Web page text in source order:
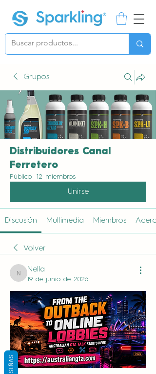
Grupos
Distribuidores Canal
Ferretero
Público · 12 miembros
Unirse
Discusión Multimedia Miembros
Volver
Nella
Nella
19 de junio de 2026
RESEÑAS